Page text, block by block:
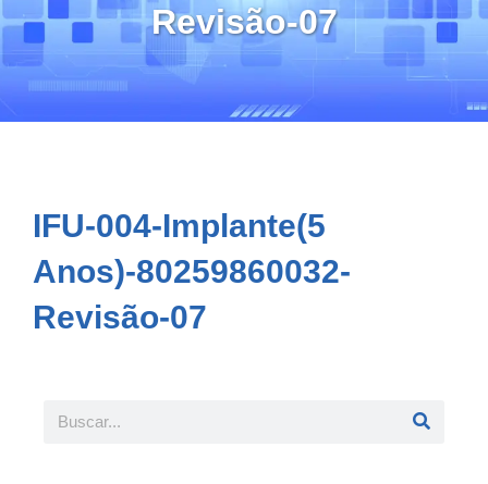
Revisão-07
IFU-004-Implante(5
Anos)-80259860032-
Revisão-07